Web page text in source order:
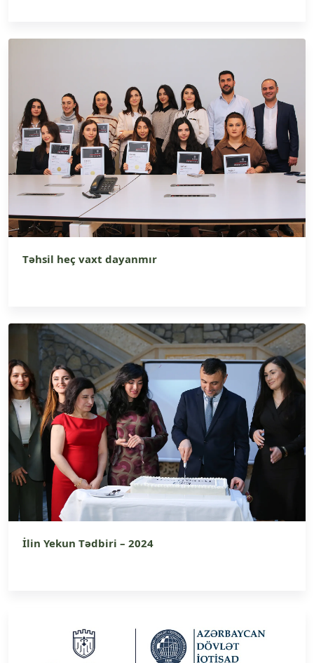
Təhsil heç vaxt dayanmır
İlin Yekun Tədbiri – 2024